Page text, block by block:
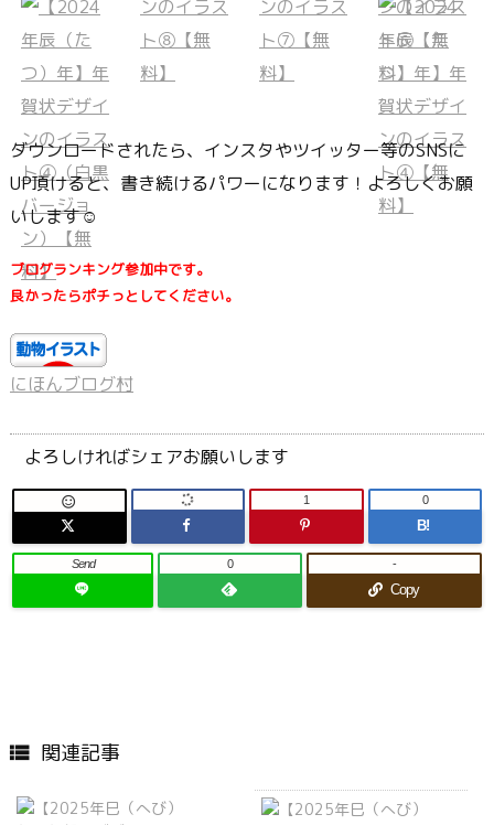
ダウンロードされたら、インスタやツイッター等のSNSに
UP頂けると、書き続けるパワーになります！よろしくお願
いします☺
ブログランキング参加中です。
良かったらポチっとしてください。
にほんブログ村
よろしければシェアお願いします
 1
B!
0
Send 0
Copy
-
 関連記事